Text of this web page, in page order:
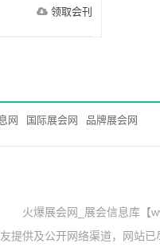
领取会刊
网 国际展会网 品牌展会网
火爆展会网_展会信息库【
提供及公开网络渠道，网站